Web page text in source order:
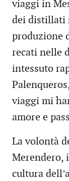
viaggi in
dei distillati
produzione
recati nelle
intessuto
viaggi mi
amore e
La volontà
Merendero,
cultura